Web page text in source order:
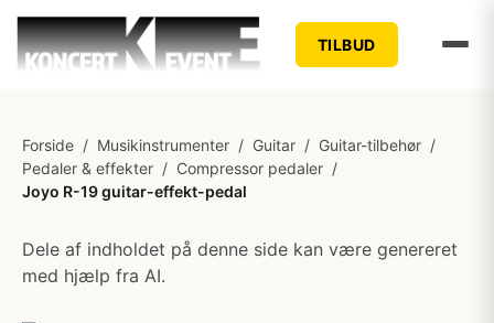
TILBUD
Forside / Musikinstrumenter / Guitar / Guitar-tilbehør /
Pedaler & effekter / Compressor pedaler /
Joyo R-19 guitar-effekt-pedal
Dele af indholdet på denne side kan være genereret
med hjælp fra AI.